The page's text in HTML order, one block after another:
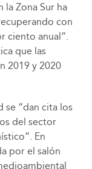
Zona Sur ha
con
ciento anual”.
que las
2019 y 2020
se “dan cita los
del sector
En
por el salón